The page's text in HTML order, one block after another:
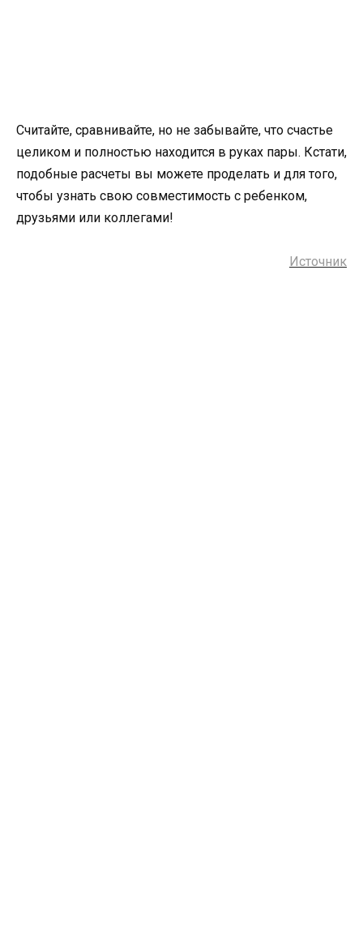
Считайте, сравнивайте, но не забывайте, что счастье
целиком и полностью находится в руках пары. Кстати,
подобные расчеты вы можете проделать и для того,
чтобы узнать свою совместимость с ребенком,
друзьями или коллегами!
Источник